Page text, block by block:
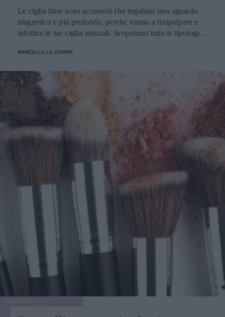
Le ciglia finte sono accessori che regalano uno sguardo
magnetico e più profondo, perché vanno a rimpolpare e
infoltire le tue ciglia naturali. Scopriamo tutte le tipologie,
MARCELLA LA CIOPPA